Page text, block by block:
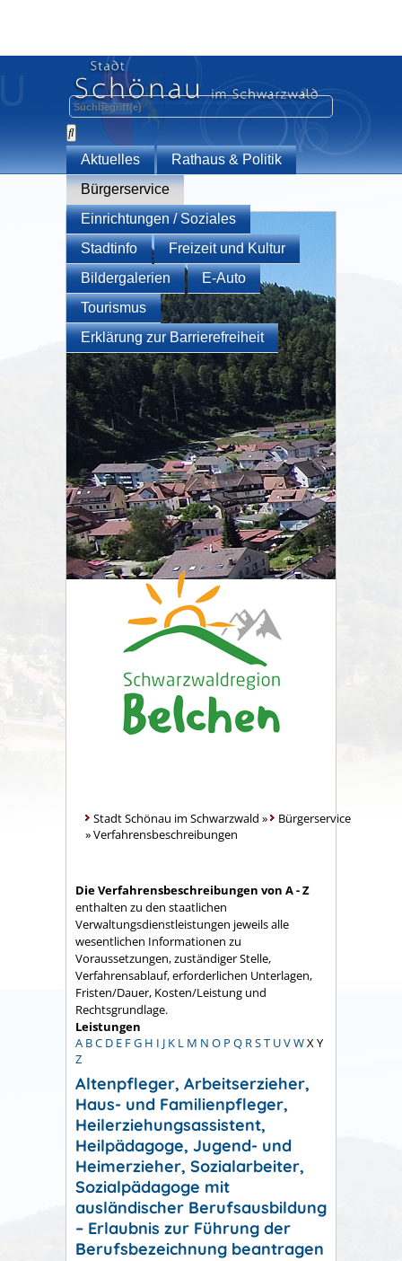
Aktuelles
Rathaus & Politik
Bürgerservice
Einrichtungen / Soziales
Stadtinfo
Freizeit und Kultur
Bildergalerien
E-Auto
Tourismus
Erklärung zur Barrierefreiheit
Stadt Schönau im Schwarzwald »
Bürgerservice
»Verfahrensbeschreibungen
Die Verfahrensbeschreibungen von A - Z
enthalten zu den staatlichen
Verwaltungsdienstleistungen jeweils alle
wesentlichen Informationen zu
Voraussetzungen, zuständiger Stelle,
Verfahrensablauf, erforderlichen Unterlagen,
Fristen/Dauer, Kosten/Leistung und
Rechtsgrundlage.
Leistungen
A BC D E FG H I J K L M N O P Q RST UVWX Y
Z
Altenpfleger, Arbeitserzieher,
Haus- und Familienpfleger,
Heilerziehungsassistent,
Heilpädagoge, Jugend- und
Heimerzieher, Sozialarbeiter,
Sozialpädagoge mit
ausländischer Berufsausbildung
– Erlaubnis zur Führung der
Berufsbezeichnung beantragen